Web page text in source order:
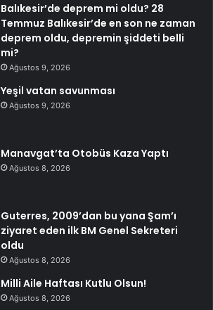
Balıkesir’de deprem mi oldu? 28
Temmuz Balıkesir’de en son ne zaman
deprem oldu, depremin şiddeti belli
mi?
Ağustos 9, 2026
Yeşil vatan savunması
Ağustos 9, 2026
Manavgat’ta Otobüs Kaza Yaptı
Ağustos 8, 2026
Guterres, 2009’dan bu yana Şam’ı
ziyaret eden ilk BM Genel Sekreteri
oldu
Ağustos 8, 2026
Milli Aile Haftası Kutlu Olsun!
Ağustos 8, 2026